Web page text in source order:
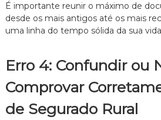
É importante reunir o máximo de
desde os mais antigos até os mais
uma linha do tempo sólida da sua
Erro 4: Confundir ou
Comprovar
de Segurado Rural